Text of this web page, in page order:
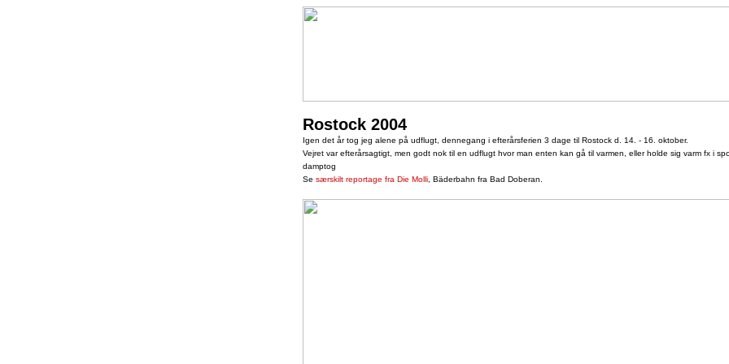
Rostock 2004
Igen det år tog jeg alene på udflugt, dennegang i efterårsferien 3 dage til Rostock d. 14. - 16. oktober.
Vejret var efterårsagtigt, men godt nok til en udflugt hvor man enten kan gå til varmen, eller holde sig varm fx i
damptog
Se særskilt reportage fra Die Molli, Bäderbahn fra Bad Doberan.